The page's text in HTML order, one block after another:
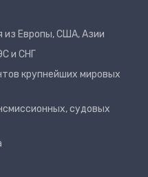
из Европы, США, Азии
и СНГ
крупнейших мировых
судовых